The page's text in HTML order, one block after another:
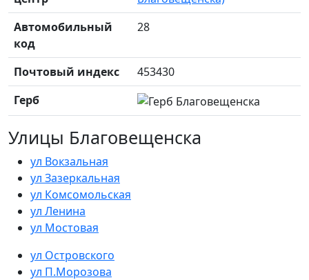
Автомобильный
код
28
Почтовый индекс
453430
Герб
Улицы Благовещенска
ул Вокзальная
ул Зазеркальная
ул Комсомольская
ул Ленина
ул Мостовая
ул Островского
ул П.Морозова